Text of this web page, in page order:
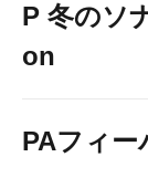
P 冬のソ
on
PAフィー